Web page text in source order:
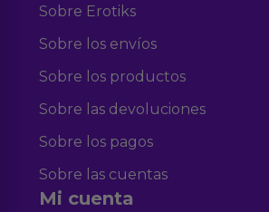
Sobre Erotiks
Sobre los envíos
Sobre los productos
Sobre las devoluciones
Sobre los pagos
Sobre las cuentas
Mi cuenta